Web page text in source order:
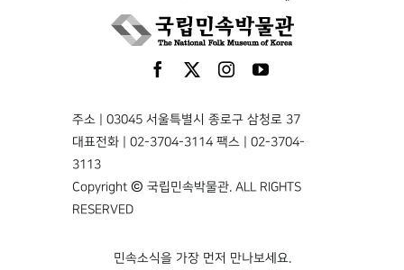
주소 | 03045 서울특별시 종로구 삼청로 37
대표전화 | 02-3704-3114 팩스 | 02-3704-
3113
Copyright © 국립민속박물관. ALL RIGHTS
RESERVED
민속소식을 가장 먼저 만나보세요.